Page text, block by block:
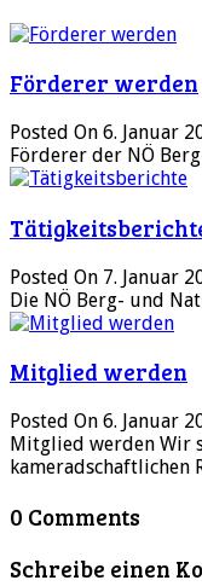
Förderer werden
Posted On 6. Januar
Förderer der NÖ
Posted On 7. Januar
Die NÖ Berg- und
Mitglied werden
Posted On 6. Januar
Mitglied werden Wir
kameradschaftlichen
0 Comments
Schreibe einen